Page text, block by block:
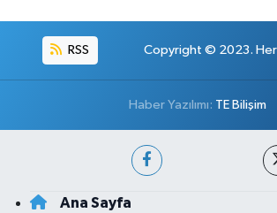
RSS Copyright © 2023. Her
Haber Yazılımı: TE Bilişim
Ana Sayfa